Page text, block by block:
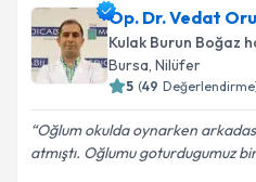
Op. Dr. K. Selim Tüzün
oluşturun. Size bu
takvim hazırlandığında e-
Op. Dr. Vedat
Kulak Burun Boğaz
Bursa, Nilüfer
5 (49
Oğlum okulda oynarken
atmıştı. Oğlumu goturdugumuz